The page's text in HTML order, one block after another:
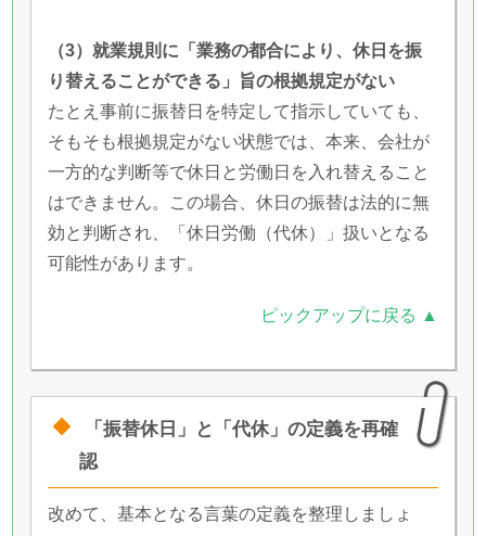
（3）就業規則に「業務の都合により、休日を振
り替えることができる」旨の根拠規定がない
たとえ事前に振替日を特定して指示していても、
そもそも根拠規定がない状態では、本来、会社が
一方的な判断等で休日と労働日を入れ替えること
はできません。この場合、休日の振替は法的に無
効と判断され、「休日労働（代休）」扱いとなる
可能性があります。
ピックアップに戻る ▲
「振替休日」と「代休」の定義を再確
認
改めて、基本となる言葉の定義を整理しましょ